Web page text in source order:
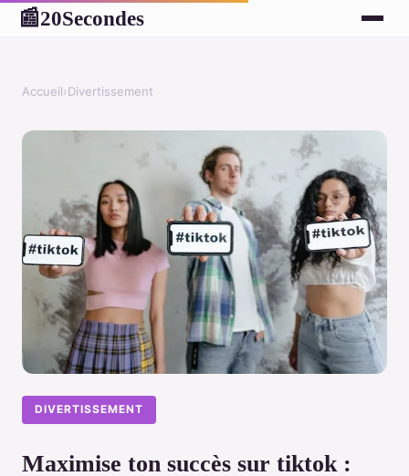
📰20Secondes
Accueil›Divertissement
DIVERTISSEMENT
Maximise ton succès sur tiktok :